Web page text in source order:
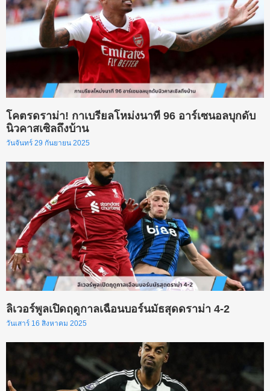
โคตรดราม่า! กาเบรียลโหม่งนาที 96 อาร์เซนอลบุกดับ
นิวคาสเซิลถึงบ้าน
วันจันทร์ 29 กันยายน 2025
ลิเวอร์พูลเปิดฤดูกาลเฉือนบอร์นมัธสุดดราม่า 4-2
วันเสาร์ 16 สิงหาคม 2025